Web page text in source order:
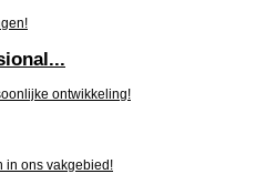
ontwikkeling!
in ons vakgebied!